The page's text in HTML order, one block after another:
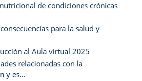
de condiciones crónicas
para la salud y
al Aula virtual 2025
relacionadas con la
y es...